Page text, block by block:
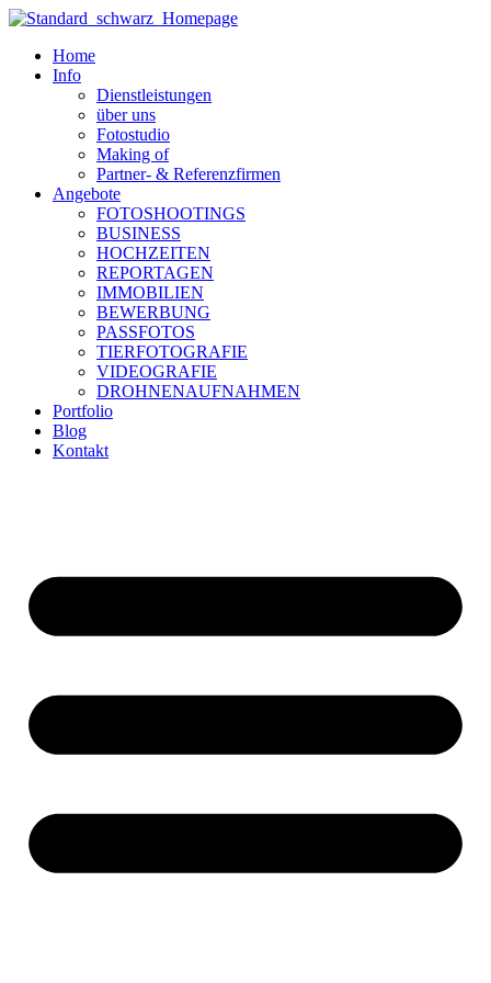
Zum
wechselnHome
Info
Dienstleistungen
über uns
Fotostudio
Making of
Partner- & Referenzfirmen
Angebote
FOTOSHOOTINGS
BUSINESS
HOCHZEITEN
REPORTAGEN
IMMOBILIEN
BEWERBUNG
PASSFOTOS
TIERFOTOGRAFIE
VIDEOGRAFIE
DROHNENAUFNAHMEN
Portfolio
Blog
Kontakt